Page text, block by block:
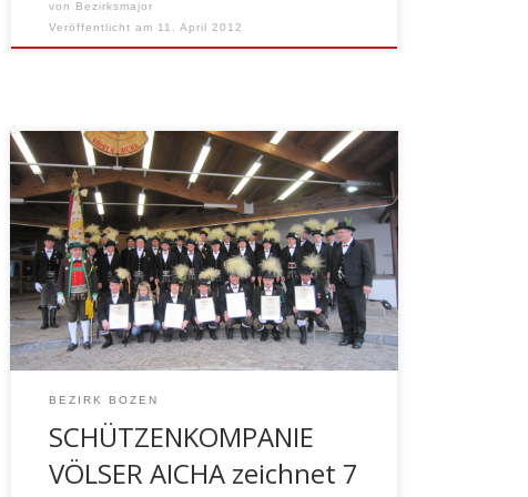
von Bezirksmajor
Veröffentlicht am 11. April 2012
SCHÜTZENKOMPANIE VÖLSER AICHA
zeichnet 7 Mitglieder für 15jährige
Tätigkeit aus Einen Grund mehr zum
Feiern hatte die Schützenkompanie
Völser Aicha bei der Andreas Hofer –
Feier 2012. Da wir sagen dürfen, dass der
Zusammenhalt in der Kompanie derzeit
so stark ist wie noch nie; ist es besonders
BEZIRK BOZEN
SCHÜTZENKOMPANIE
VÖLSER AICHA zeichnet 7